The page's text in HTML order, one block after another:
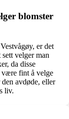
blomster
er det
velger man
da disse
være fint å velge
avdøde, eller
liv.